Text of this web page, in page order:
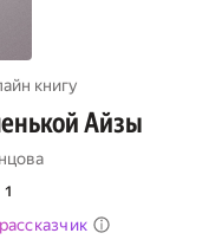
книгу
Айзы
1